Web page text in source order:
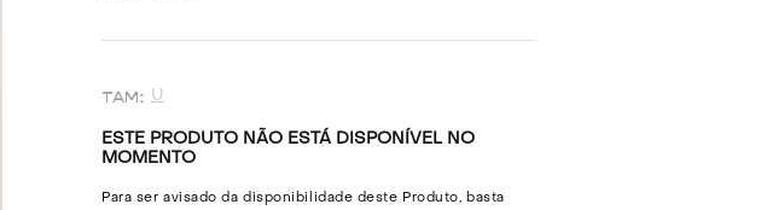
U
ESTE PRODUTO NÃO ESTÁ DISPONÍVEL NO
MOMENTO
Para ser avisado da disponibilidade deste Produto, basta